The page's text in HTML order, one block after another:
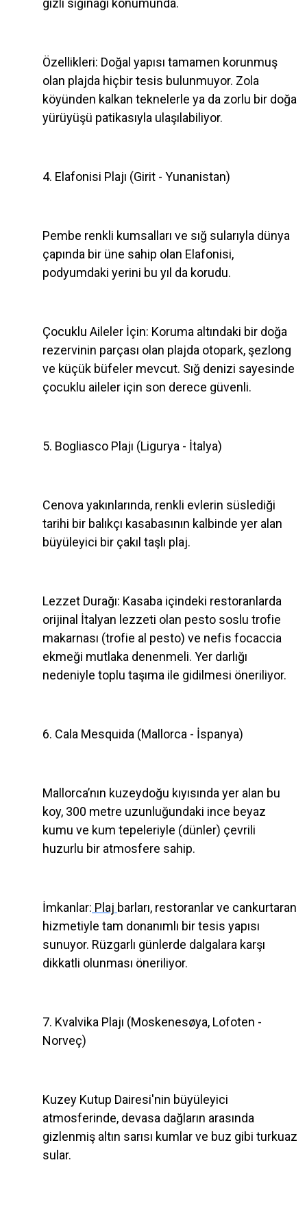
gizli sığınağı konumunda.
Özellikleri: Doğal yapısı tamamen korunmuş
olan plajda hiçbir tesis bulunmuyor. Zola
köyünden kalkan teknelerle ya da zorlu bir doğa
yürüyüşü patikasıyla ulaşılabiliyor.
4. Elafonisi Plajı (Girit - Yunanistan)
Pembe renkli kumsalları ve sığ sularıyla dünya
çapında bir üne sahip olan Elafonisi,
podyumdaki yerini bu yıl da korudu.
Çocuklu Aileler İçin: Koruma altındaki bir doğa
rezervinin parçası olan plajda otopark, şezlong
ve küçük büfeler mevcut. Sığ denizi sayesinde
çocuklu aileler için son derece güvenli.
5. Bogliasco Plajı (Ligurya - İtalya)
Cenova yakınlarında, renkli evlerin süslediği
tarihi bir balıkçı kasabasının kalbinde yer alan
büyüleyici bir çakıl taşlı plaj.
Lezzet Durağı: Kasaba içindeki restoranlarda
orijinal İtalyan lezzeti olan pesto soslu trofie
makarnası (trofie al pesto) ve nefis focaccia
ekmeği mutlaka denenmeli. Yer darlığı
nedeniyle toplu taşıma ile gidilmesi öneriliyor.
6. Cala Mesquida (Mallorca - İspanya)
Mallorca’nın kuzeydoğu kıyısında yer alan bu
koy, 300 metre uzunluğundaki ince beyaz
kumu ve kum tepeleriyle (dünler) çevrili
huzurlu bir atmosfere sahip.
İmkanlar: Plaj barları, restoranlar ve cankurtaran
hizmetiyle tam donanımlı bir tesis yapısı
sunuyor. Rüzgarlı günlerde dalgalara karşı
dikkatli olunması öneriliyor.
7. Kvalvika Plajı (Moskenesøya, Lofoten -
Norveç)
Kuzey Kutup Dairesi'nin büyüleyici
atmosferinde, devasa dağların arasında
gizlenmiş altın sarısı kumlar ve buz gibi turkuaz
sular.